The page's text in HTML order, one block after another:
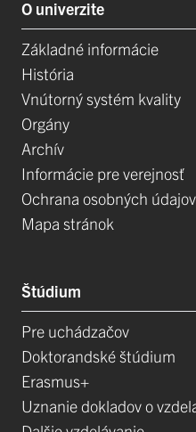
O univerzite
Základné informácie
História
Vnútorný systém kvality
Orgány
Archív
Informácie pre verejnosť
Ochrana osobných údajov
Mapa stránok
Štúdium
Pre uchádzačov
Doktorandské štúdium
Erasmus+
Uznanie dokladov o